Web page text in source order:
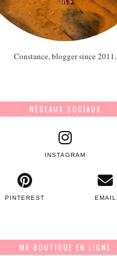
Constance, blogger since 2011.
RÉSEAUX SOCIAUX
INSTAGRAM
PINTEREST EMAIL
MA BOUTIQUE EN LIGNE